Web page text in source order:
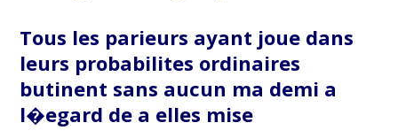
Tous les parieurs ayant joue dans
leurs probabilites ordinaires
butinent sans aucun ma demi a
l�egard de a elles mise